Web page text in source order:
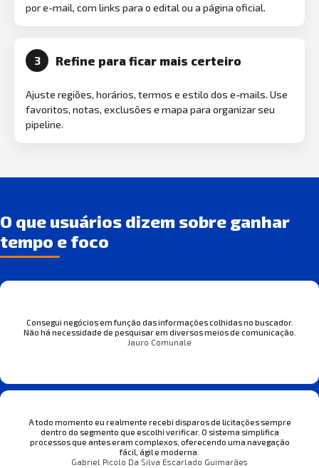
por e-mail, com links para o edital ou a página oficial.
3 Refine para ficar mais certeiro
Ajuste regiões, horários, termos e estilo dos e-mails. Use
favoritos, notas, exclusões e mapa para organizar seu
pipeline.
O que usuários dizem sobre ganhar
tempo e foco
Consegui negócios em função das informações colhidas no buscador.
Não há necessidade de pesquisar em diversos meios de comunicação.
Jauro Comunale
A todo momento eu realmente recebi disparos de licitações sempre
dentro do segmento que escolhi verificar. O sistema simplifica
processos que antes eram complexos, oferecendo uma navegação
fácil, ágil e moderna.
Gabriel Picolo Da Silva Escarlado Guimarães